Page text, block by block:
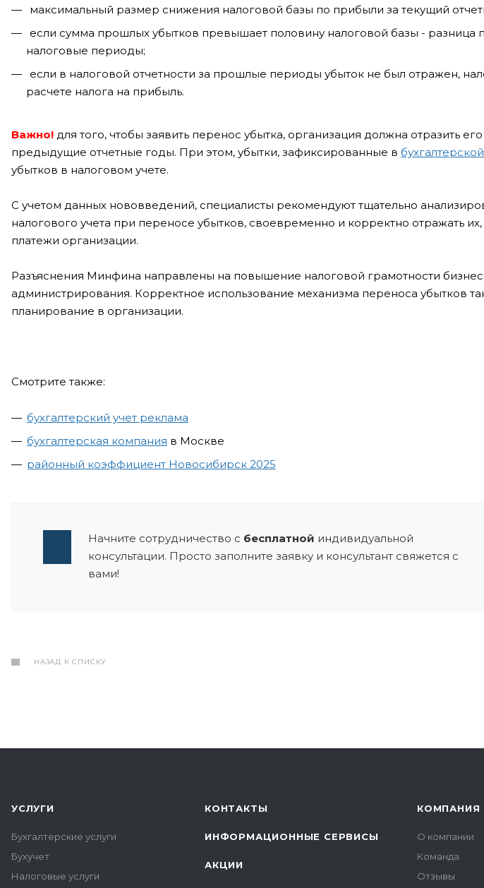
максимальный размер снижения налоговой базы по прибыли за текущий
если сумма прошлых убытков превышает половину налоговой базы -
налоговые периоды;
если в налоговой отчетности за прошлые периоды убыток не был отражен,
расчете налога на прибыль.
Важно! для того, чтобы заявить перенос убытка, организация должна отразить
предыдущие отчетные годы. При этом, убытки, зафиксированные в
убытков в налоговом учете.
С учетом данных нововведений, специалисты рекомендуют тщательно
налогового учета при переносе убытков, своевременно и корректно отражать
платежи организации.
Разъяснения Минфина направлены на повышение налоговой грамотности
администрирования. Корректное использование механизма переноса убытков
планирование в организации.
Смотрите также:
бухгалтерский учет реклама
бухгалтерская компания в Москве
районный коэффициент Новосибирск 2025
Начните сотрудничество с бесплатной индивидуальной
консультации. Просто заполните заявку и консультант свяжется с
вами!
НАЗАД К СПИСКУ
УСЛУГИ
Бухгалтерские услуги
Бухучет
Налоговые услуги
КОНТАКТЫ
ИНФОРМАЦИОННЫЕ СЕРВИСЫ
АКЦИИ
КОМПАНИЯ
О компании
Команда
Отзывы